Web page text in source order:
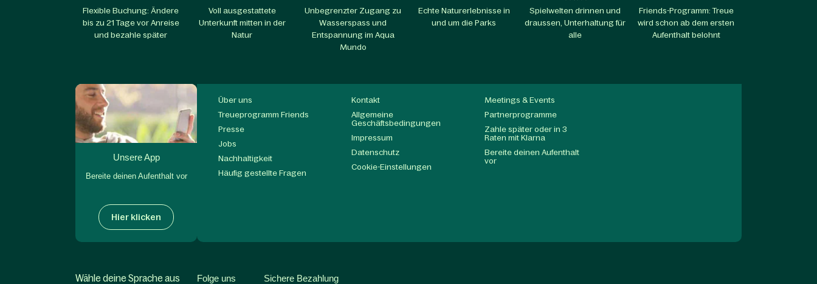
Flexible Buchung: Ändere
bis zu 21 Tage vor Anreise
und bezahle später
Voll ausgestattete
Unterkunft mitten in der
Natur
Unbegrenzter Zugang zu
Wasserspass und
Entspannung im Aqua
Mundo​
Echte Naturerlebnisse in
und um die Parks​
Spielwelten drinnen und
draussen, Unterhaltung für
alle​
Friends-Programm: Treue
wird schon ab dem ersten
Aufenthalt belohnt​
Unsere App
Bereite deinen Aufenthalt vor
Hier klicken
Über uns
Treueprogramm Friends
Presse
Jobs
Nachhaltigkeit
Häufig gestellte Fragen
Kontakt
Allgemeine
Geschäftsbedingungen
Impressum
Datenschutz
Cookie-Einstellungen
Meetings & Events
Partnerprogramme
Zahle später oder in 3
Raten mit Klarna
Bereite deinen Aufenthalt
vor
Wähle deine Sprache aus Folge uns Sichere Bezahlung